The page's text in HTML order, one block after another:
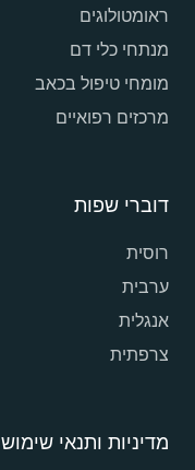
ראומטולוגים
מנתחי כלי דם
מומחי טיפול בכאב
מרכזים רפואיים
דוברי שפות
רוסית
ערבית
אנגלית
צרפתית
מדיניות ותנאי שימוש